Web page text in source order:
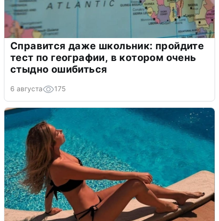
Справится даже школьник: пройдите
тест по географии, в котором очень
стыдно ошибиться
6 августа 175